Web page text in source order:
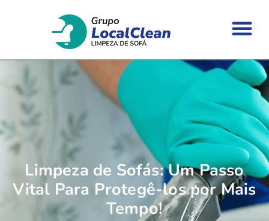
Limpeza de Sofás: Um Passo
Vital Para Protegê-los por Mais
Tempo!